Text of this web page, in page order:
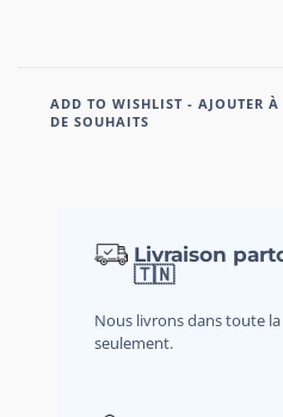
ADD TO WISHLIST - AJOUTER À
DE SOUHAITS
Livraison
🇹🇳
Nous livrons dans toute la
seulement.